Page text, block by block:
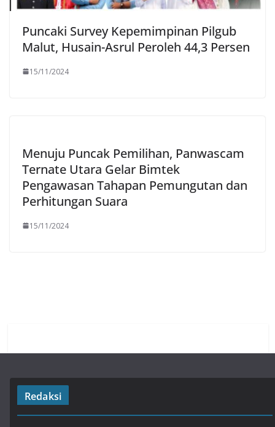
Puncaki Survey Kepemimpinan Pilgub
Malut, Husain-Asrul Peroleh 44,3 Persen
15/11/2024
Menuju Puncak Pemilihan, Panwascam
Ternate Utara Gelar Bimtek
Pengawasan Tahapan Pemungutan dan
Perhitungan Suara
15/11/2024
Redaksi